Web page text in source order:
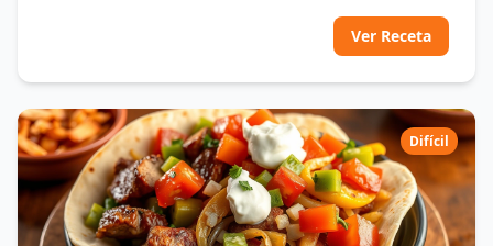
Ver Receta
Difícil